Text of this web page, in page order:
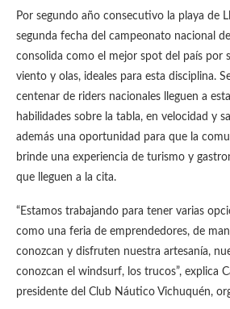
Por segundo año consecutivo la playa de
segunda fecha del campeonato nacional
consolida como el mejor spot del país por
viento y olas, ideales para esta disciplina.
centenar de riders nacionales lleguen a
habilidades sobre la tabla, en velocidad y
además una oportunidad para que la
brinde una experiencia de turismo y
que lleguen a la cita.
“Estamos trabajando para tener varias
como una feria de emprendedores, de
conozcan y disfruten nuestra artesanía,
conozcan el windsurf, los trucos”, explica
presidente del Club Náutico Vichuquén,